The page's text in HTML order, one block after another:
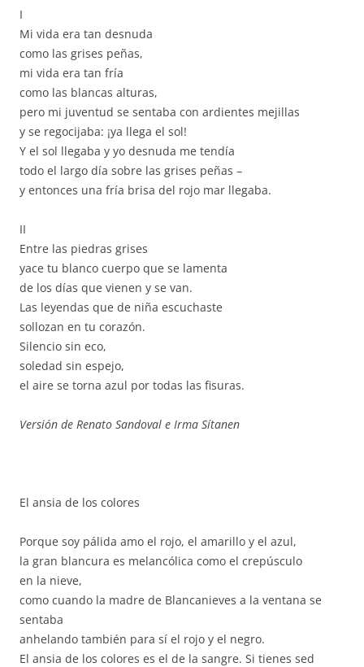
I
Mi vida era tan desnuda
como las grises peñas,
mi vida era tan fría
como las blancas alturas,
pero mi juventud se sentaba con ardientes mejillas
y se regocijaba: ¡ya llega el sol!
Y el sol llegaba y yo desnuda me tendía
todo el largo día sobre las grises peñas –
y entonces una fría brisa del rojo mar llegaba.
II
Entre las piedras grises
yace tu blanco cuerpo que se lamenta
de los días que vienen y se van.
Las leyendas que de niña escuchaste
sollozan en tu corazón.
Silencio sin eco,
soledad sin espejo,
el aire se torna azul por todas las fisuras.
Versión de Renato Sandoval e Irma Sítanen
El ansia de los colores
Porque soy pálida amo el rojo, el amarillo y el azul,
la gran blancura es melancólica como el crepúsculo
en la nieve,
como cuando la madre de Blancanieves a la ventana se
sentaba
anhelando también para sí el rojo y el negro.
El ansia de los colores es el de la sangre. Si tienes sed